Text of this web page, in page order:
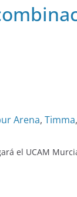
Arena, Timma,
el UCAM